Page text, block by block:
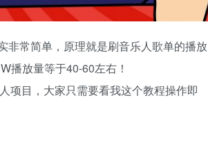
非常简单，原理就是刷音乐人歌单的播放
播放量等于40-60左右！
项目，大家只需要看我这个教程操作即